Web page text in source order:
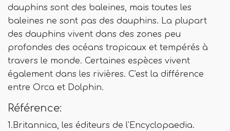
dauphins sont des baleines, mais toutes les
baleines ne sont pas des dauphins. La plupart
des dauphins vivent dans des zones peu
profondes des océans tropicaux et tempérés à
travers le monde. Certaines espèces vivent
également dans les rivières. C'est la différence
entre Orca et Dolphin.
Référence:
1.Britannica, les éditeurs de l'Encyclopaedia.